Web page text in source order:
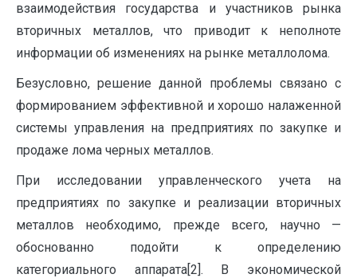
взаимодействия государства и участников рынка
вторичных металлов, что приводит к неполноте
информации об изменениях на рынке металлолома.
Безусловно, решение данной проблемы связано с
формированием эффективной и хорошо налаженной
системы управления на предприятиях по закупке и
продаже лома черных металлов.
При исследовании управленческого учета на
предприятиях по закупке и реализации вторичных
металлов необходимо, прежде всего, научно —
обоснованно подойти к определению
категориального аппарата[2]. В экономической